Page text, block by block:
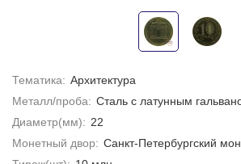
Тематика: Архитектура
Металл/проба: Сталь с латунным
Диаметр(мм): 22
Монетный двор: Санкт-Петербургский